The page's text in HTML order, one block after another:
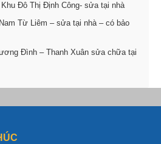
Đô Thị Định Công- sửa tại nhà
Từ Liêm – sửa tại nhà – có bảo
Đình – Thanh Xuân sửa chữa tại